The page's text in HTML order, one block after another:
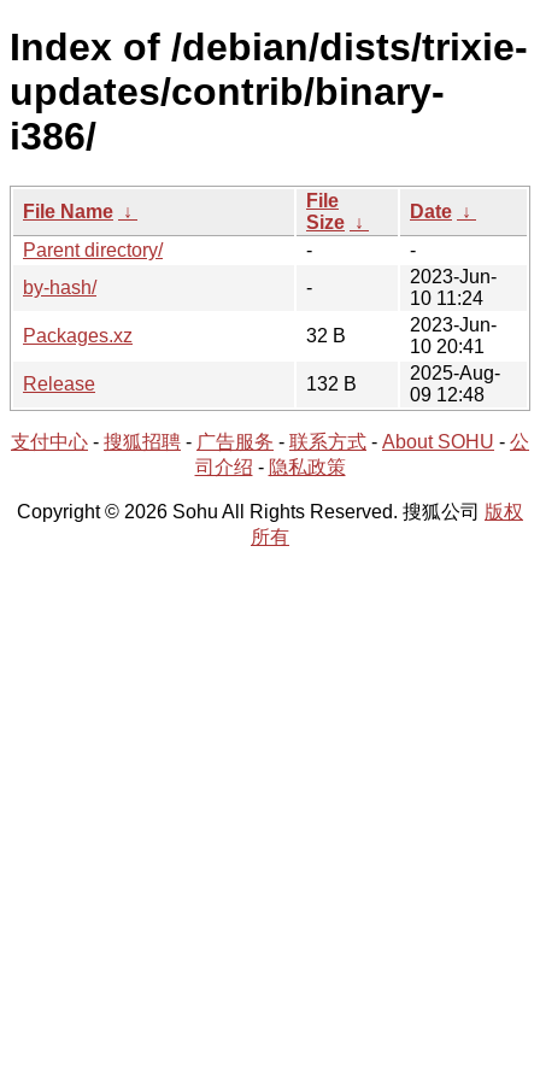
Index of /debian/dists/trixie-
updates/contrib/binary-
i386/
File Name ↓
File
Size ↓
Date ↓
Parent directory/
-
-
by-hash/
-
2023-Jun-
10 11:24
Packages.xz
32 B
2023-Jun-
10 20:41
Release
132 B
2025-Aug-
09 12:48
支付中心 - 搜狐招聘 - 广告服务 - 联系方式 - About SOHU - 公
司介绍 - 隐私政策
Copyright © 2026 Sohu All Rights Reserved. 搜狐公司 版权
所有